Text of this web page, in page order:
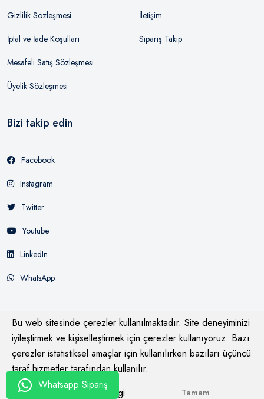
Gizlilik Sözleşmesi
İptal ve İade Koşulları
Mesafeli Satış Sözleşmesi
Üyelik Sözleşmesi
İletişim
Sipariş Takip
Bizi takip edin
Facebook
Instagram
Twitter
Youtube
LinkedIn
WhatsApp
Mağazasay Bysay
Bu web sitesinde çerezler kullanılmaktadır. Site deneyiminizi
iyileştirmek ve kişiselleştirmek için çerezler kullanıyoruz. Bazı
çerezler istatistiksel amaçlar için kullanılırken bazıları üçüncü
taraf hizmetler tarafından kullanılır.
Daha fazla bilgi
Tamam
Whatsapp Sipariş